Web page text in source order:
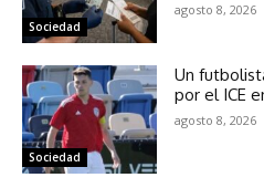
Sociedad
agosto 8, 2026
Sociedad
Un
por el ICE
agosto 8, 2026